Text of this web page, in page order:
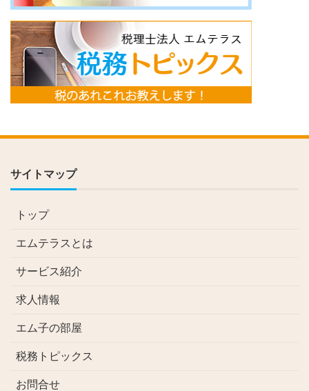
サイトマップ
トップ
エムテラスとは
サービス紹介
求人情報
エム子の部屋
税務トピックス
お問合せ